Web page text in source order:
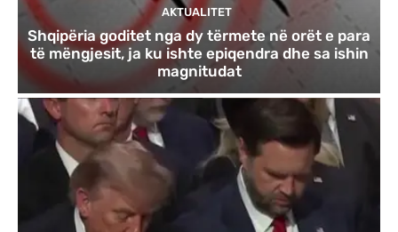
AKTUALITET
Shqipëria goditet nga dy tërmete në orët e para
të mëngjesit, ja ku ishte epiqendra dhe sa ishin
magnitudat